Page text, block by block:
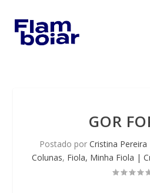
GOR
Postado por Cristina Pereira
Colunas, Fiola, Minha Fiola |